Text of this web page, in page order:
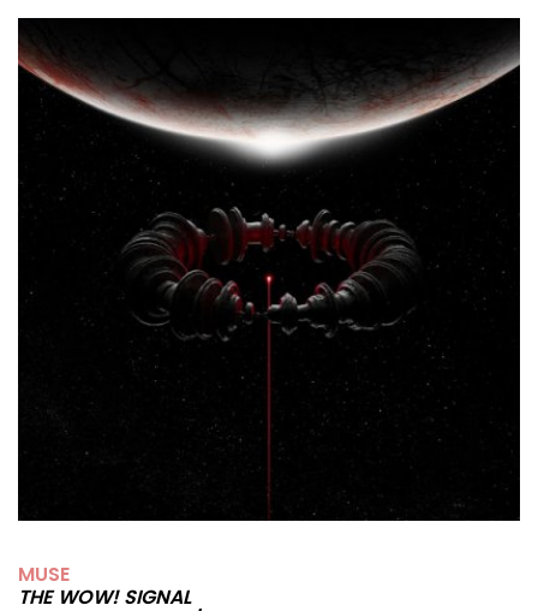
MUSE
THE WOW! SIGNAL